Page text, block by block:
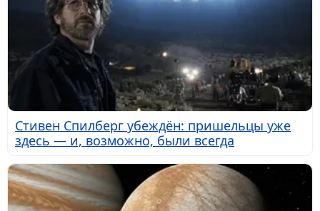
Стивен Спилберг убеждён: пришельцы уже
здесь — и, возможно, были всегда